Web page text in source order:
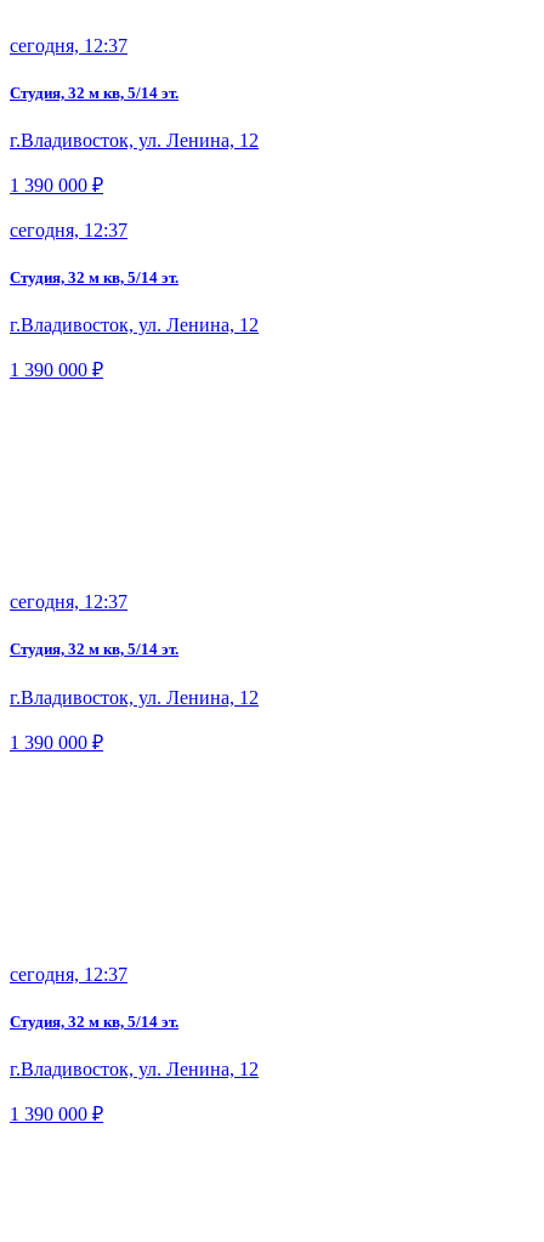
сегодня, 12:37
Студия, 32 м кв, 5/14 эт.
г.Владивосток, ул. Ленина, 12
1 390 000 ₽
сегодня, 12:37
Студия, 32 м кв, 5/14 эт.
г.Владивосток, ул. Ленина, 12
1 390 000 ₽
сегодня, 12:37
Студия, 32 м кв, 5/14 эт.
г.Владивосток, ул. Ленина, 12
1 390 000 ₽
сегодня, 12:37
Студия, 32 м кв, 5/14 эт.
г.Владивосток, ул. Ленина, 12
1 390 000 ₽